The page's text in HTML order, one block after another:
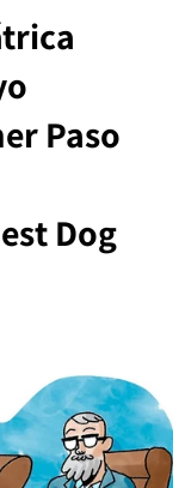
Paso
Dog